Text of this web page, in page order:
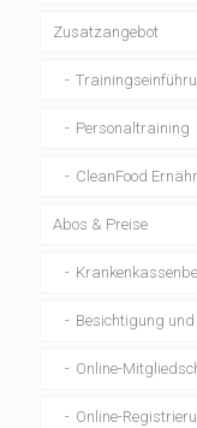
Zusatzangebot
Personaltraining
CleanFood
Abos & Preise
Besichtigung
Online-
Online-